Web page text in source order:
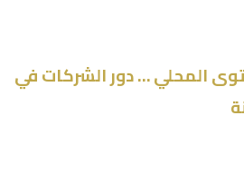
المحلي … دور الشركات في